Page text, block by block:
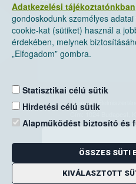
Adatkezelési tájékoztatónkban
gondoskodunk személyes
cookie-kat (sütiket) használ a
érdekében, melynek
„Elfogadom” gombra.
Statisztikai célú sütik
Hirdetési célú sütik
Alapműködést biztosító és
ÖSSZES SÜTI
KIVÁLASZTOTT
Nemzeti
Levelezési cím:
E-mail:
Zöld szám:
Telefon: 06-